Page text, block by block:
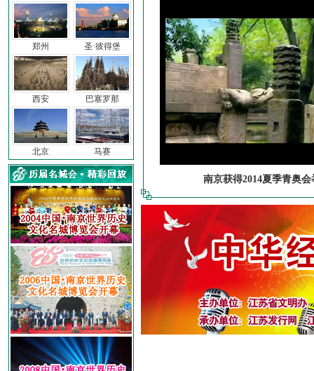
郑州
西安
北京
圣·彼得堡
巴塞罗那
马赛
南京获得2014夏季青奥会